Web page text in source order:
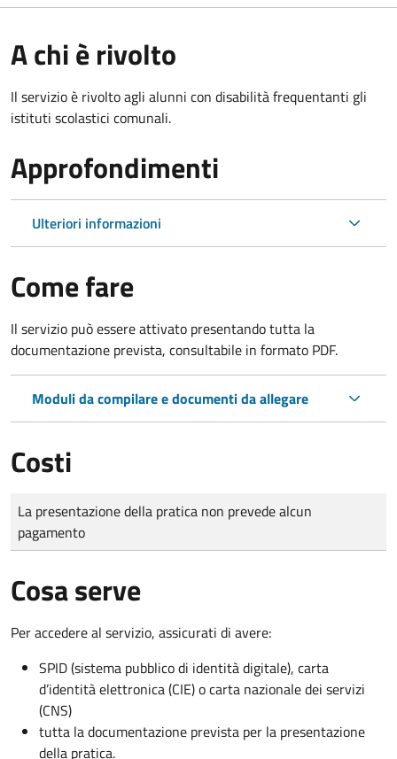
A chi è rivolto
Il servizio è rivolto agli alunni con disabilità frequentanti gli
istituti scolastici comunali.
Approfondimenti
Ulteriori informazioni
Come fare
Il servizio può essere attivato presentando tutta la
documentazione prevista, consultabile in formato PDF.
Moduli da compilare e documenti da allegare
Costi
Tipo di pagamento
Importo
La presentazione della pratica non prevede alcun
pagamento
Cosa serve
Per accedere al servizio, assicurati di avere:
SPID (sistema pubblico di identità digitale), carta
d’identità elettronica (CIE) o carta nazionale dei servizi
(CNS)
tutta la documentazione prevista per la presentazione
della pratica.